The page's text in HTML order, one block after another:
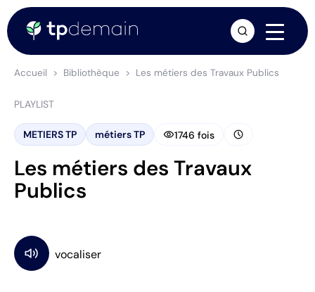
Accueil Bibliothèque Les métiers des Travaux Publics
PLAYLIST
METIERS TP métiers TP visibility1746 fois schedule
Les métiers des Travaux
Publics
arrow_forward